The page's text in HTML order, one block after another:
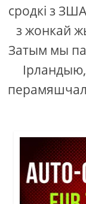
сродкі з
з жонкай
Затым мы